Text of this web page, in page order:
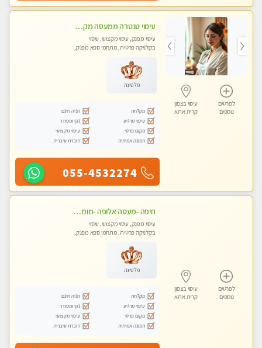
לפרטים
נוספים
עיסוי בצפון
קרית אתא
עיסוי טנטרה ממעסה מקצועית חוויה מעולם אחר שכל אחד צריך לנסות ללא מין !!!
עיסוי מפנק, עיסוי מקצועי, עיסוי
בקלניקה פרטית, מתחמי ספא מפנק,
פלטינה
מקלחת
חניה חינם
עיסוי מרגיע
נקי ומסודר
מקום פרטי
עיסוי מקצועי
תמונה אמיתית
דוברת עיברית
055-4532274
לפרטים
נוספים
עיסוי בצפון
קרית אתא
חיפה -מעסה אלופה -מומלץ לחלוטין!! כל סוגי העיסויים מעסה מקצועית ואיכותית פרטי!! highly recommended..new in the city- ללא מין !
עיסוי מפנק, עיסוי מקצועי, עיסוי
בקלניקה פרטית, מתחמי ספא מפנק,
פלטינה
מקלחת
חניה חינם
עיסוי מרגיע
נקי ומסודר
מקום פרטי
עיסוי מקצועי
תמונה אמיתית
דוברת עיברית